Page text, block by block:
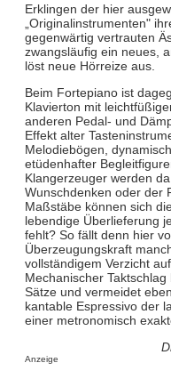
Erklingen der hier
„Originalinstrumenten"
gegenwärtig vertrauten
zwangsläufig ein neues,
löst neue Hörreize aus.
Beim Fortepiano ist
Klavierton mit
anderen Pedal- und
Effekt alter
Melodiebögen,
etüdenhafter
Klangerzeuger werden
Wunschdenken oder der
Maßstäbe können sich
lebendige Überlieferung
fehlt? So fällt denn hier
Überzeugungskraft
vollständigem Verzicht
Mechanischer
Sätze und vermeidet
kantable Espressivo der
einer metronomisch
Anzeige